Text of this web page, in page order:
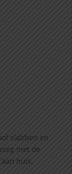
slabben en
met de
huis.